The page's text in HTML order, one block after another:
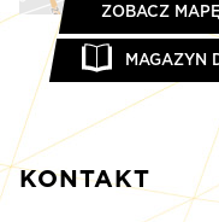
KONTAKT
ZOBACZ MAPĘ
MAGAZYN